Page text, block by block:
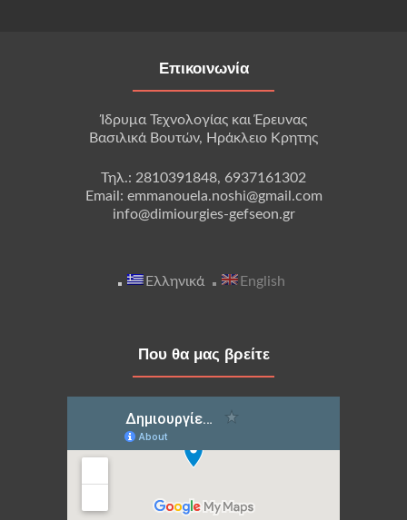
Επικοινωνία
Ίδρυμα Τεχνολογίας και Έρευνας
Βασιλικά Βουτών, Ηράκλειο Κρητης
Τηλ.: 2810391848, 6937161302
Email: emmanouela.noshi@gmail.com
info@dimiourgies-gefseon.gr
Ελληνικά English
Που θα μας βρείτε